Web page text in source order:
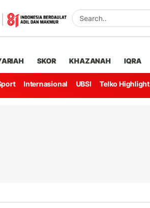
SKOR KHAZANAH IQRA
Internasional UBSI Telko Highlight